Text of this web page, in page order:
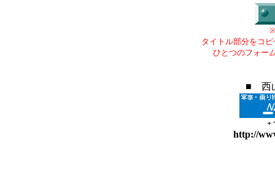
タイトル部分をコ
ひとつのフォー
■ 西
+
http://